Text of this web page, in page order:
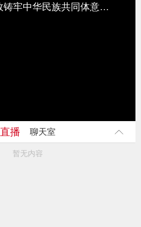
有形有感有效铸牢中华民族共同体意识—— 跟着蒙曼教授走进乌什县依麻木镇国家通用语言学校
直播 聊天室
暂无内容